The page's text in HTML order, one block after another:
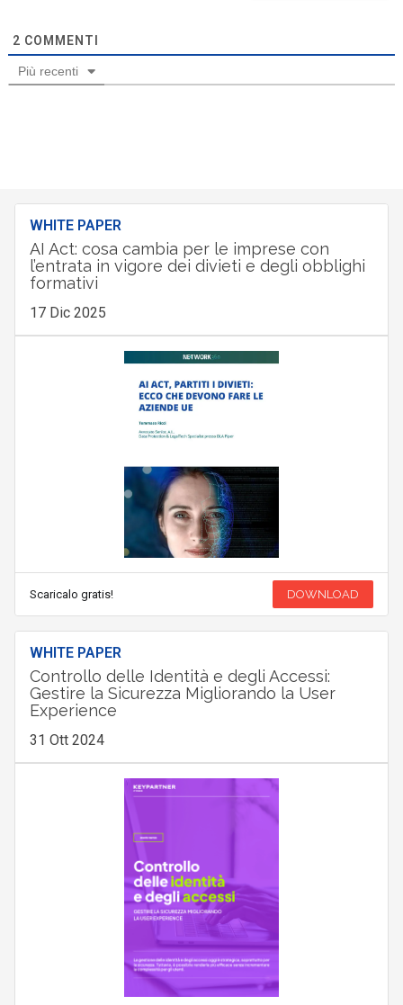
2 COMMENTI
Più recenti
WHITE PAPER
AI Act: cosa cambia per le imprese con
l’entrata in vigore dei divieti e degli obblighi
formativi
17 Dic 2025
Scaricalo gratis! DOWNLOAD
WHITE PAPER
Controllo delle Identità e degli Accessi:
Gestire la Sicurezza Migliorando la User
Experience
31 Ott 2024